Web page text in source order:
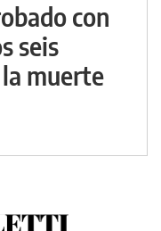
con
seis
muerte